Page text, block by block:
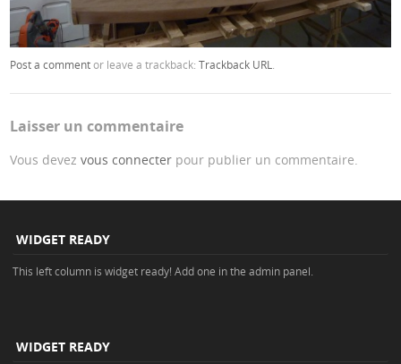
Post a commentor leave a trackback:Trackback URL
Laisser un commentaire
Vous devezvous connecter pour publier un commentaire.
WIDGET READY
This left column is widget ready! Add one in the admin panel.
WIDGET READY